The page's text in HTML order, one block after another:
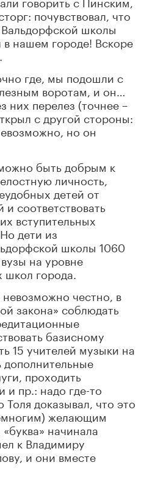
почувствовал, что
Вальдорфской школы
нашем городе! Вскоре
где, мы подошли с
воротам, и он…
них перелез (точнее –
с другой стороны:
но он
быть добрым к
личность,
детей от
соответствовать
вступительных
дети из
школы 1060
на уровне
города.
честно, в
закона» соблюдать
базисному
15 учителей музыки на
дополнительные
проходить
и пр.: надо где-то
Толя доказывал, что это
желающим
«буква» начинала
к Владимиру
и они вместе